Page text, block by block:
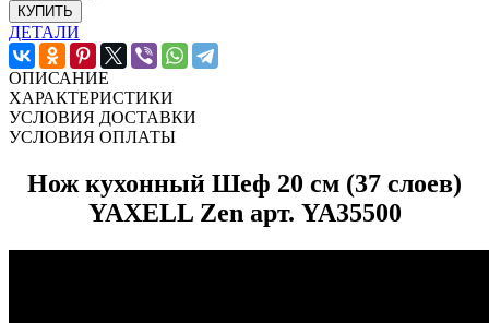
КУПИТЬ
ДЕТАЛИ
ОПИСАНИЕ
ХАРАКТЕРИСТИКИ
УСЛОВИЯ ДОСТАВКИ
УСЛОВИЯ ОПЛАТЫ
Нож кухонный Шеф 20 см (37 слоев)
YAXELL Zen арт. YA35500